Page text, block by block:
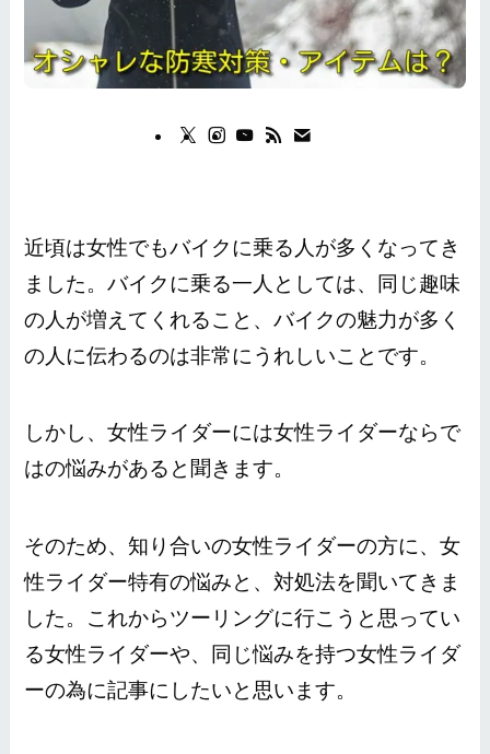
近頃は女性でもバイクに乗る人が多くなってき
ました。バイクに乗る一人としては、同じ趣味
の人が増えてくれること、バイクの魅力が多く
の人に伝わるのは非常にうれしいことです。
しかし、女性ライダーには女性ライダーならで
はの悩みがあると聞きます。
そのため、知り合いの女性ライダーの方に、女
性ライダー特有の悩みと、対処法を聞いてきま
した。これからツーリングに行こうと思ってい
る女性ライダーや、同じ悩みを持つ女性ライダ
ーの為に記事にしたいと思います。